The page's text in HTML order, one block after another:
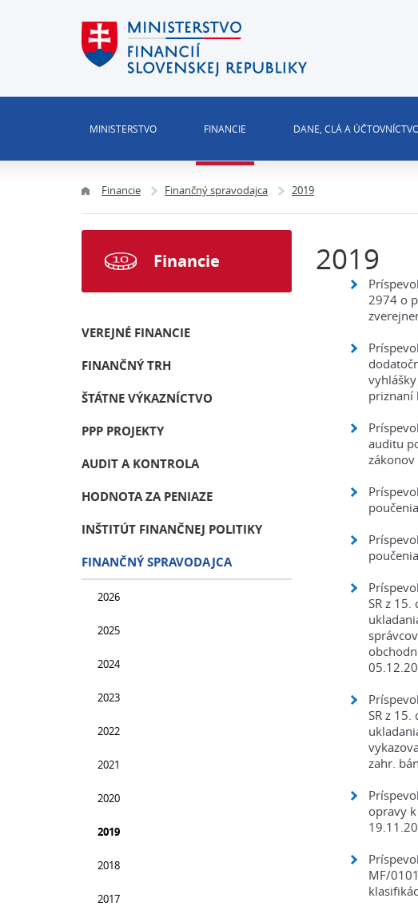
MINISTERSTVO FINANCIE DANE, CLÁ A
Financie Finančný spravodajca 2019
2019
2974 o
priznaní
auditu
SR z
SR z
zahr.
opravy
MF/
Financie
VEREJNÉ FINANCIE
FINANČNÝ TRH
ŠTÁTNE VÝKAZNÍCTVO
PPP PROJEKTY
AUDIT A KONTROLA
HODNOTA ZA PENIAZE
INŠTITÚT FINANČNEJ POLITIKY
FINANČNÝ SPRAVODAJCA
2026
2025
2024
2023
2022
2021
2020
2019
2018
2017